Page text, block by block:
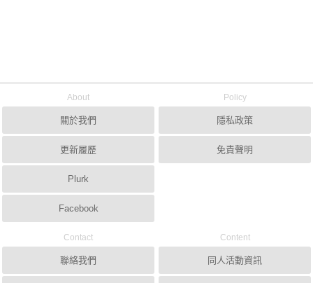
About
關於我們
更新履歷
Plurk
Facebook
Policy
隱私政策
免責聲明
Contact
聯絡我們
Content
同人活動資訊